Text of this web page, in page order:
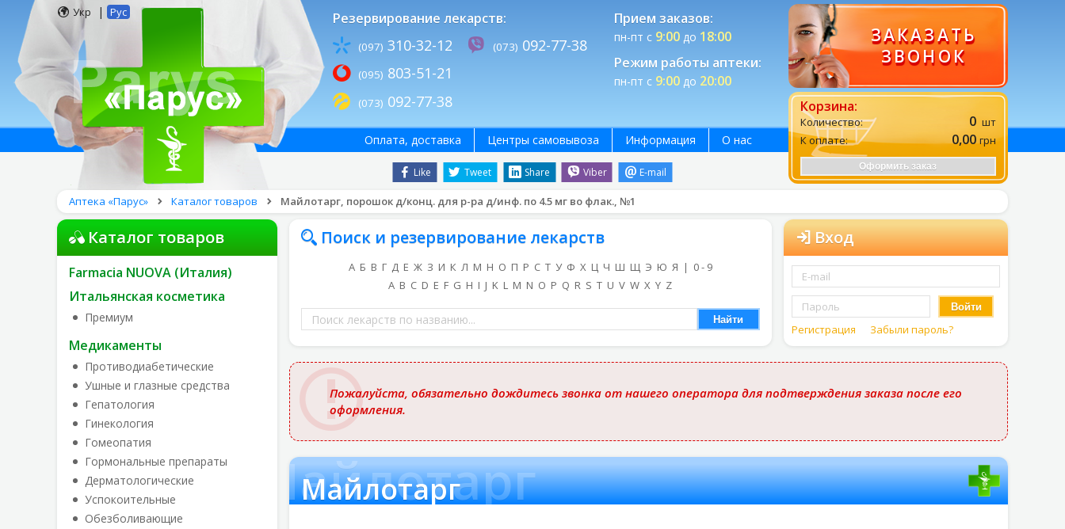
Укр | Рус Резервирование лекарств:
(097) 310-32-12
(095) 803-51-21
(073) 092-77-38
(073) 092-77-38
Прием заказов:
пн-пт с 9:00до 18:00
Режим работы аптеки:
пн-пт с 9:00до 20:00
ЗАКАЗАТЬ
ЗВОНОК
Корзина:
Количество: 0 шт
К оплате:
0,00 грн
Оформить заказ
Like Tweet Share Viber E-mail
Оплата, доставка Центры самовывоза Информация О нас
Аптека «Парус» Каталог товаров Майлотарг, порошок д/конц. для р-ра д/инф. по 4.5 мг во флак., №1
Каталог товаров
Farmacia NUOVA (Италия)
Итальянская косметика
Премиум
Медикаменты
Противодиабетические
Ушные и глазные средства
Гепатология
Гинекология
Гомеопатия
Гормональные препараты
Дерматологические
Успокоительные
Обезболивающие
Поиск и резервирование лекарств
А Б В Г Д Е Ж З И К Л М Н О П Р С Т У Ф Х Ц Ч Ш Щ Э Ю Я | 0 - 9
A B C D E F G H I J K L M N O P Q R S T U V W X Y Z
Поиск
лекарств
по
названию
Найти
Вход
Войти
Регистрация Забыли пароль?
Пожалуйста, обязательно дождитесь звонка от нашего оператора для подтверждения заказа после его
оформления.
Майлотарг
Майлотарг